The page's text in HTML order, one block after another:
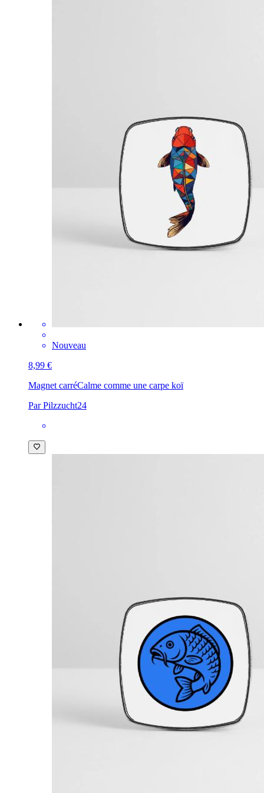
Nouveau
8,99 €
Magnet carréCalme comme une carpe koï
Par Pilzzucht24